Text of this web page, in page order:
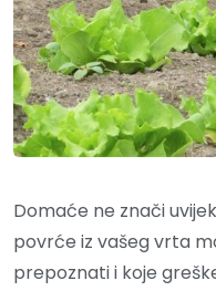
Domaće ne znači
povrće iz vašeg vrta
prepoznati i koje